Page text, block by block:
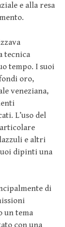
e alla resa
tecnica
tempo. I suoi
oro,
veneziana,
L’uso del
e altri
dipinti una
di
un tema